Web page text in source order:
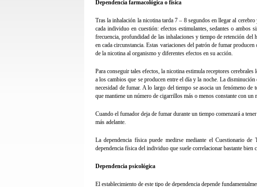
Dependencia farmacológica o física
Tras la inhalación la nicotina tarda 7 – 8 segundos en llegar al
cada individuo en cuestión: efectos estimulantes, sedantes o ambos
frecuencia, profundidad de las inhalaciones y tiempo de retención
en cada circunstancia. Estas variaciones del patrón de fumar
de la nicotina al organismo y diferentes efectos en su acción.
Para conseguir tales efectos, la nicotina estimula receptores
a los cambios que se producen entre el día y la noche. La
necesidad de fumar. A lo largo del tiempo se asocia un fenómeno
que mantiene un número de cigarrillos más o menos constante con
Cuando el fumador deja de fumar durante un tiempo comenzará a
más adelante.
La dependencia física puede medirse mediante el Cuestionario
dependencia física del individuo que suele correlacionar bastante bien
Dependencia psicológica
El establecimiento de este tipo de dependencia depende